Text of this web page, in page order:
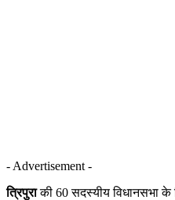
- Advertisement -
त्रिपुराकी 60 सदस्यीय विधानसभा के